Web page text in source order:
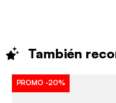
También
PROMO -20%